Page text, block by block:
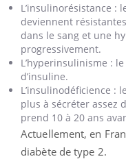
L’insulinorésistance :
deviennent
dans le sang et une
progressivement.
L’hyperinsulinisme :
d’insuline.
L’insulinodéficience :
plus à sécréter assez
prend 10 à 20 ans
Actuellement, en
diabète de type 2.